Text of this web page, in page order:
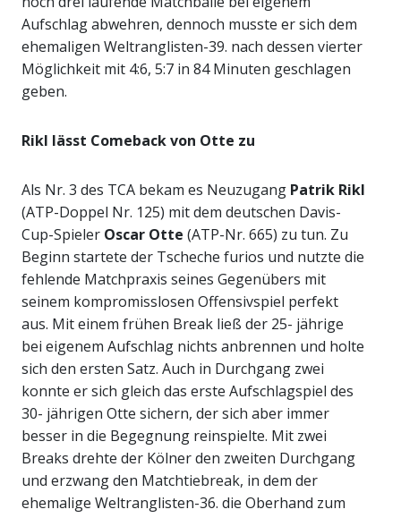
Aufschlag abwehren, dennoch musste er sich dem
ehemaligen Weltranglisten-39. nach dessen vierter
Möglichkeit mit 4:6, 5:7 in 84 Minuten geschlagen
geben.
Rikl lässt Comeback von Otte zu
Als Nr. 3 des TCA bekam es Neuzugang Patrik Rikl
(ATP-Doppel Nr. 125) mit dem deutschen Davis-
Cup-Spieler Oscar Otte (ATP-Nr. 665) zu tun. Zu
Beginn startete der Tscheche furios und nutzte die
fehlende Matchpraxis seines Gegenübers mit
seinem kompromisslosen Offensivspiel perfekt
aus. Mit einem frühen Break ließ der 25- jährige
bei eigenem Aufschlag nichts anbrennen und holte
sich den ersten Satz. Auch in Durchgang zwei
konnte er sich gleich das erste Aufschlagspiel des
30- jährigen Otte sichern, der sich aber immer
besser in die Begegnung reinspielte. Mit zwei
Breaks drehte der Kölner den zweiten Durchgang
und erzwang den Matchtiebreak, in dem der
ehemalige Weltranglisten-36. die Oberhand zum